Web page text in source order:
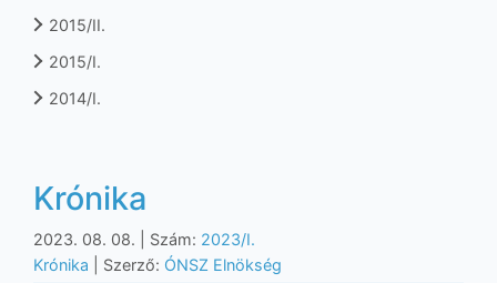
2015/II.
2015/I.
2014/I.
Krónika
2023. 08. 08. | Szám: 2023/I.
Krónika | Szerző: ÓNSZ Elnökség